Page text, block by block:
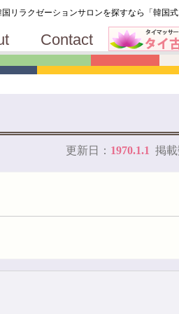
国リラクゼーションサロンを探すなら「韓国式
Contact
更新日： 1970.1.1 掲載